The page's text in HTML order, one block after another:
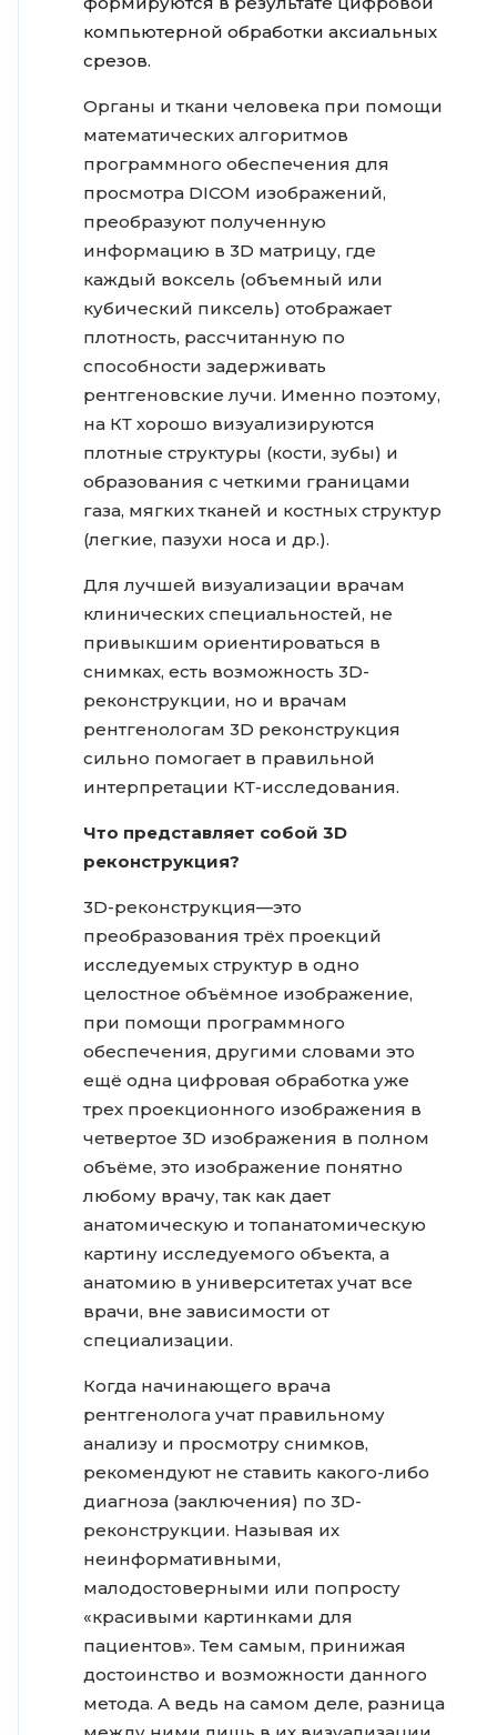
компьютерной обработки аксиальных
срезов.
Органы и ткани человека при помощи
математических алгоритмов
программного обеспечения для
просмотра DICOM изображений,
преобразуют полученную
информацию в 3D матрицу, где
каждый воксель (объемный или
кубический пиксель) отображает
плотность, рассчитанную по
способности задерживать
рентгеновские лучи. Именно поэтому,
на КТ хорошо визуализируются
плотные структуры (кости, зубы) и
образования с четкими границами
газа, мягких тканей и костных структур
(легкие, пазухи носа и др.).
Для лучшей визуализации врачам
клинических специальностей, не
привыкшим ориентироваться в
снимках, есть возможность 3D-
реконструкции, но и врачам
рентгенологам 3D реконструкция
сильно помогает в правильной
интерпретации КТ-исследования.
Что представляет собой 3D
реконструкция?
3D-реконструкция—это
преобразования трёх проекций
исследуемых структур в одно
целостное объёмное изображение,
при помощи программного
обеспечения, другими словами это
ещё одна цифровая обработка уже
трех проекционного изображения в
четвертое 3D изображения в полном
объёме, это изображение понятно
любому врачу, так как дает
анатомическую и топанатомическую
картину исследуемого объекта, а
анатомию в университетах учат все
врачи, вне зависимости от
специализации.
Когда начинающего врача
рентгенолога учат правильному
анализу и просмотру снимков,
рекомендуют не ставить какого-либо
диагноза (заключения) по 3D-
реконструкции. Называя их
неинформативными,
малодостоверными или попросту
«красивыми картинками для
пациентов». Тем самым, принижая
достоинство и возможности данного
метода. А ведь на самом деле, разница